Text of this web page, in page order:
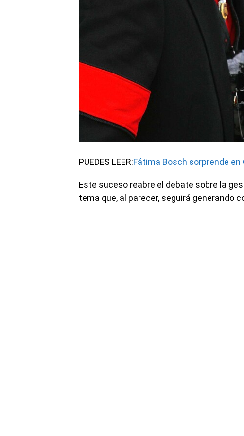
PUEDES LEER:Fátima Bosch sorprende
Este suceso reabre el debate sobre la
tema que, al parecer, seguirá generando